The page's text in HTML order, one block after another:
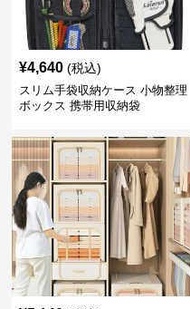
¥4,640 (税込)
スリム手袋収納ケース 小物整理
ボックス 携帯用収納袋